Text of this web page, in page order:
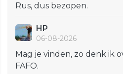
Rus, dus bezopen.
HP
06-08-2026
Mag je vinden, zo denk ik
FAFO.